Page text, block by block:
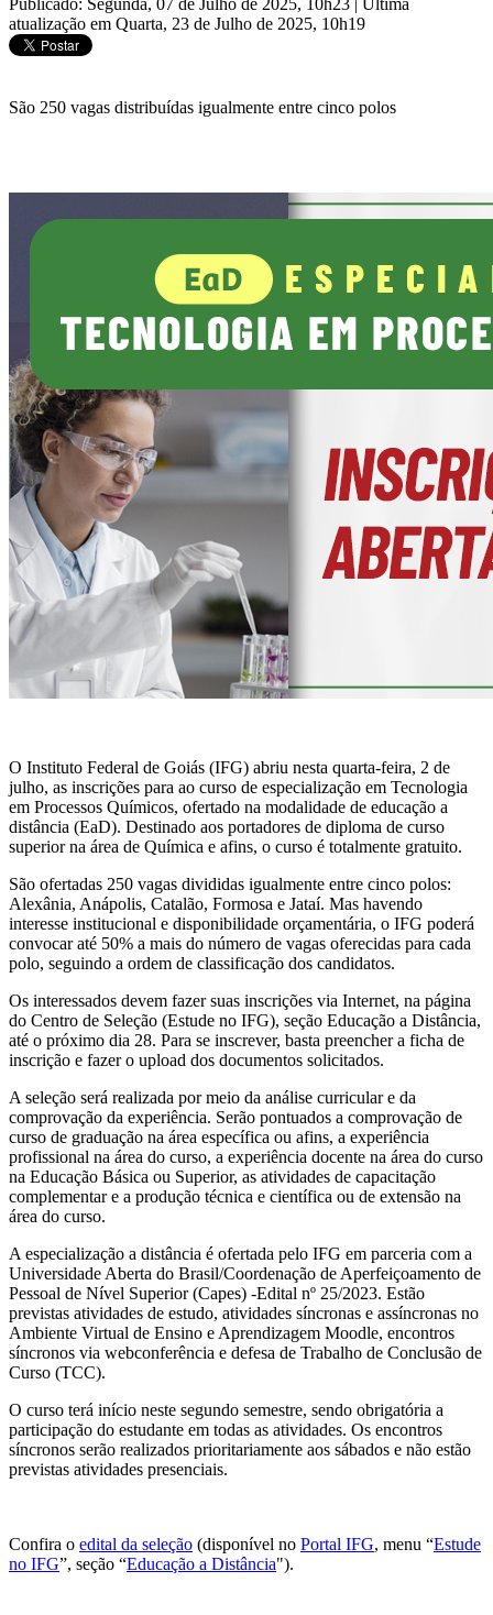
atualização em Quarta, 23 de Julho de 2025, 10h19
São 250 vagas distribuídas igualmente entre cinco polos
O Instituto Federal de Goiás (IFG) abriu nesta quarta-feira, 2 de
julho, as inscrições para ao curso de especialização em Tecnologia
em Processos Químicos, ofertado na modalidade de educação a
distância (EaD). Destinado aos portadores de diploma de curso
superior na área de Química e afins, o curso é totalmente gratuito.
São ofertadas 250 vagas divididas igualmente entre cinco polos:
Alexânia, Anápolis, Catalão, Formosa e Jataí. Mas havendo
interesse institucional e disponibilidade orçamentária, o IFG poderá
convocar até 50% a mais do número de vagas oferecidas para cada
polo, seguindo a ordem de classificação dos candidatos.
Os interessados devem fazer suas inscrições via Internet, na página
do Centro de Seleção (Estude no IFG), seção Educação a Distância,
até o próximo dia 28. Para se inscrever, basta preencher a ficha de
inscrição e fazer o upload dos documentos solicitados.
A seleção será realizada por meio da análise curricular e da
comprovação da experiência. Serão pontuados a comprovação de
curso de graduação na área específica ou afins, a experiência
profissional na área do curso, a experiência docente na área do curso
na Educação Básica ou Superior, as atividades de capacitação
complementar e a produção técnica e científica ou de extensão na
área do curso.
A especialização a distância é ofertada pelo IFG em parceria com a
Universidade Aberta do Brasil/Coordenação de Aperfeiçoamento de
Pessoal de Nível Superior (Capes) -Edital nº 25/2023. Estão
previstas atividades de estudo, atividades síncronas e assíncronas no
Ambiente Virtual de Ensino e Aprendizagem Moodle, encontros
síncronos via webconferência e defesa de Trabalho de Conclusão de
Curso (TCC).
O curso terá início neste segundo semestre, sendo obrigatória a
participação do estudante em todas as atividades. Os encontros
síncronos serão realizados prioritariamente aos sábados e não estão
previstas atividades presenciais.
Confira o edital da seleção (disponível no Portal IFG, menu “Estude
no IFG”, seção “Educação a Distância").